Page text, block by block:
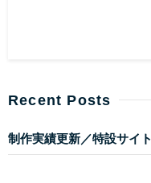
Recent Posts
制作実績更新／特設サイト